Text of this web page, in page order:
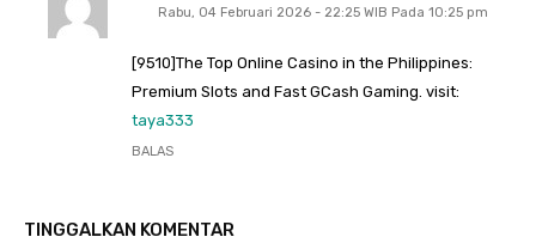
Rabu, 04 Februari 2026 - 22:25 WIB Pada 10:25 pm
[9510]The Top Online Casino in the Philippines:
Premium Slots and Fast GCash Gaming. visit:
taya333
BALAS
TINGGALKAN KOMENTAR